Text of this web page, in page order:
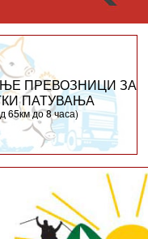
ПРЕВОЗНИЦИ ЗА
ПАТУВАЊА
65км до 8 часа)